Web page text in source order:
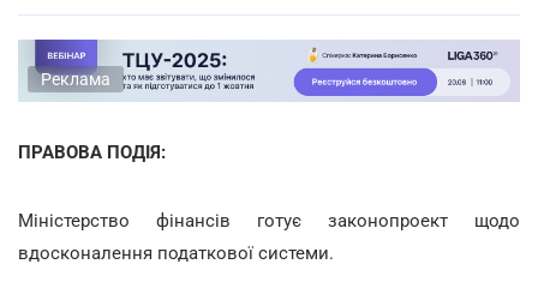
Реклама
ПРАВОВА ПОДІЯ:
Міністерство фінансів готує законопроект щодо
вдосконалення податкової системи.